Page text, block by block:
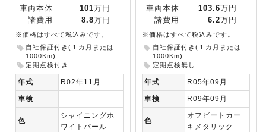
車両本体 101万円
諸費用
8.8万円
※価格はすべて税込みです。
自社保証付き(１カ月または
1000Km)
定期点検付き
年式
R02年11月
車検
-
色
シャイニングホ
ワイトパール
車両本体 103.6万円
諸費用
6.2万円
※価格はすべて税込みです。
自社保証付き(１カ月または
1000Km)
定期点検無し
年式
R05年09月
車検
R09年09月
色
オフビートカー
キメタリック